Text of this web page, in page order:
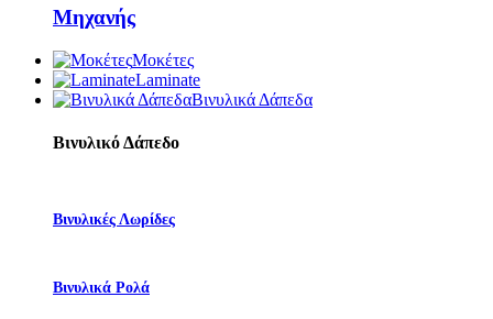
Μηχανής
Μοκέτες
Laminate
Βινυλικά Δάπεδα
Βινυλικό Δάπεδο
Βινυλικές Λωρίδες
Βινυλικά Ρολά